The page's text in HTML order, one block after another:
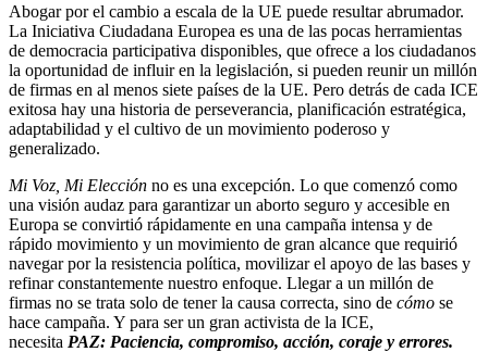
Abogar por el cambio a escala de la UE puede resultar abrumador.
La Iniciativa Ciudadana Europea es una de las pocas herramientas
de democracia participativa disponibles, que ofrece a los ciudadanos
la oportunidad de influir en la legislación, si pueden reunir un millón
de firmas en al menos siete países de la UE. Pero detrás de cada ICE
exitosa hay una historia de perseverancia, planificación estratégica,
adaptabilidad y el cultivo de un movimiento poderoso y
generalizado.
Mi Voz, Mi Elección no es una excepción. Lo que comenzó como
una visión audaz para garantizar un aborto seguro y accesible en
Europa se convirtió rápidamente en una campaña intensa y de
rápido movimiento y un movimiento de gran alcance que requirió
navegar por la resistencia política, movilizar el apoyo de las bases y
refinar constantemente nuestro enfoque. Llegar a un millón de
firmas no se trata solo de tener la causa correcta, sino de cómo se
hace campaña. Y para ser un gran activista de la ICE,
necesita PAZ: Paciencia, compromiso, acción, coraje y errores.